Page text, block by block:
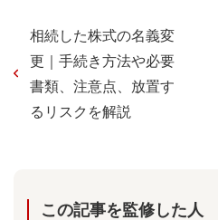
相続した株式の名義変
更｜手続き方法や必要
書類、注意点、放置す
るリスクを解説
この記事を監修した⼈